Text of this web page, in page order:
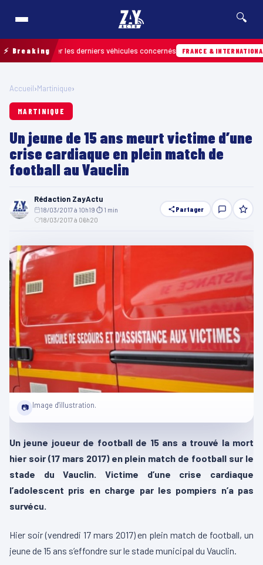
🔍
⚡ Breaking
retrouver les derniers véhicules concernés FRANCE & INTERNATIONALE
Accueil›Martinique›
MARTINIQUE
Un jeune de 15 ans meurt victime d’une
crise cardiaque en plein match de
football au Vauclin
Rédaction ZayActu
18/03/2017 à 10h19 ⏱ 1 min
18/03/2017 à 06h20
Partager
📷 Image d'illustration.
Un jeune joueur de football de 15 ans a trouvé la mort
hier soir (17 mars 2017) en plein match de football sur le
stade du Vauclin. Victime d’une crise cardiaque
l’adolescent pris en charge par les pompiers n’a pas
survécu.
Hier soir (vendredi 17 mars 2017) en plein match de football, un
jeune de 15 ans s’effondre sur le stade municipal du Vauclin.